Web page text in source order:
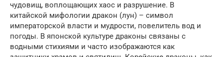
чудовищ, воплощающих хаос и разрушение. В
китайской мифологии дракон (лун) – символ
императорской власти и мудрости, повелитель вод и
погоды. В японской культуре драконы связаны с
водными стихиями и часто изображаются как